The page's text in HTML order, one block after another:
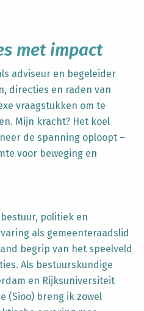
met impact
adviseur en begeleider
directies en raden van
vraagstukken om te
Mijn kracht? Het koel
de spanning oploopt –
voor beweging en
politiek en
als gemeenteraadslid
begrip van het speelveld
Als bestuurskundige
en Rijksuniversiteit
(Sioo) breng ik zowel